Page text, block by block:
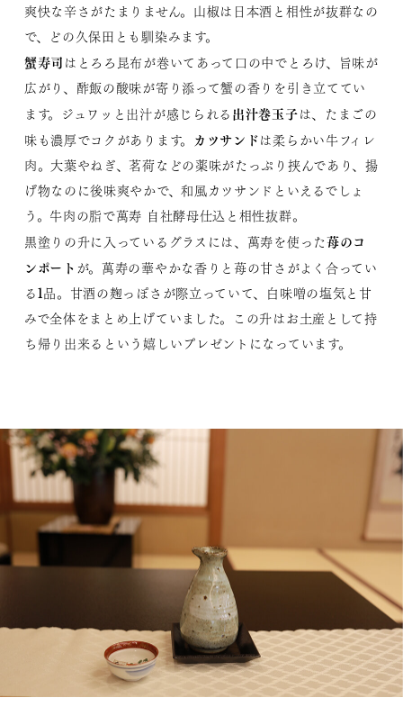
爽快な辛さがたまりません。山椒は日本酒と相性が抜群なの
で、どの久保田とも馴染みます。
蟹寿司 はとろろ昆布が巻いてあって口の中でとろけ、旨味が
広がり、酢飯の酸味が寄り添って蟹の香りを引き立ててい
ます。ジュワッと出汁が感じられる 出汁巻玉子は、たまごの
味も濃厚でコクがあります。
カツサンドは柔らかい牛フィレ
肉。大葉やねぎ、茗荷などの薬味がたっぷり挟んであり、揚
げ物なのに後味爽やかで、和風カツサンドといえるでしょ
う。牛肉の脂で萬寿 自社酵母仕込と相性抜群。
黒塗りの升に入っているグラスには、萬寿を使った苺のコ
ンポート が。萬寿の華やかな香りと苺の甘さがよく合ってい
る1品。甘酒の麹っぽさが際立っていて、白味噌の塩気と甘
みで全体をまとめ上げていました。この升はお土産として持
ち帰り出来るという嬉しいプレゼントになっています。